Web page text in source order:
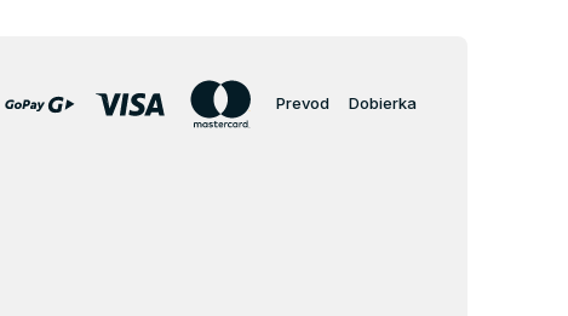
Prevod Dobierka